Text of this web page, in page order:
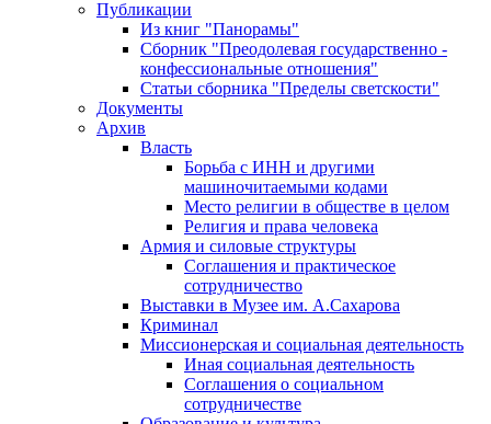
Публикации
Из книг "Панорамы"
Сборник "Преодолевая государственно -
конфессиональные отношения"
Статьи сборника "Пределы светскости"
Документы
Архив
Власть
Борьба с ИНН и другими
машиночитаемыми кодами
Место религии в обществе в целом
Религия и права человека
Армия и силовые структуры
Соглашения и практическое
сотрудничество
Выставки в Музее им. А.Сахарова
Криминал
Миссионерская и социальная деятельность
Иная социальная деятельность
Соглашения о социальном
сотрудничестве